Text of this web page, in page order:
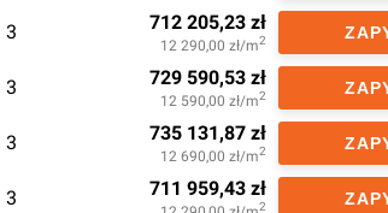
3 712 205,23 zł
12 290,00 zł/m2
3 729 590,53 zł
12 590,00 zł/m2
3 735 131,87 zł
12 690,00 zł/m2
3 711 959,43 zł
2